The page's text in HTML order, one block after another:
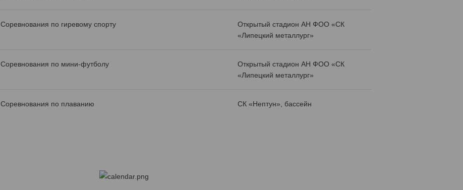
Соревнования по гиревому спорту
Открытый стадион АН ФОО «СК
«Липецкий металлург»
Соревнования по мини-футболу
Открытый стадион АН ФОО «СК
«Липецкий металлург»
Соревнования по плаванию СК «Нептун», бассейн